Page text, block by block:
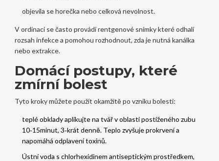
objevila se horečka nebo celková nevolnost.
V ordinaci se často provádírentgenové snímkykteré odhalí
rozsah infekce a pomohou rozhodnout, zda je nutná kanálka
nebo extrakce.
Domácí postupy, které
zmírní bolest
Tyto kroky můžete použít okamžitě po vzniku bolesti:
teplé obkladyaplikujte na tvář v oblasti postiženého zubu
10‑15minut, 3‑krát denně. Teplo zvyšuje prokrvení a
napomáhá odplavení toxinů.
Ústní voda s chlorhexidinem antiseptickým prostředkem,